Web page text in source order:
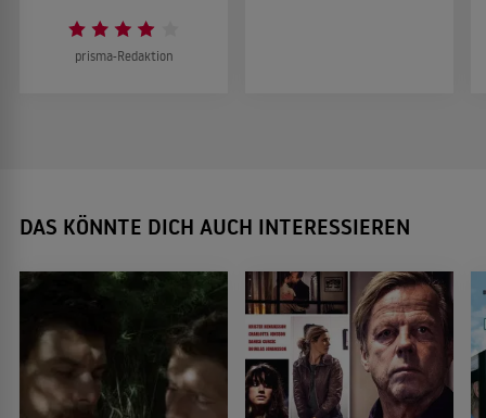
prisma-Redaktion
DAS KÖNNTE DICH AUCH INTERESSIEREN